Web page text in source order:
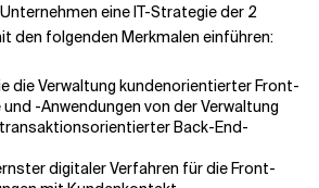
eine IT-Strategie der 2
den folgenden Merkmalen einführen:
die Verwaltung kundenorientierter Front-
-Anwendungen von der Verwaltung
Back-End-
digitaler Verfahren für die Front-